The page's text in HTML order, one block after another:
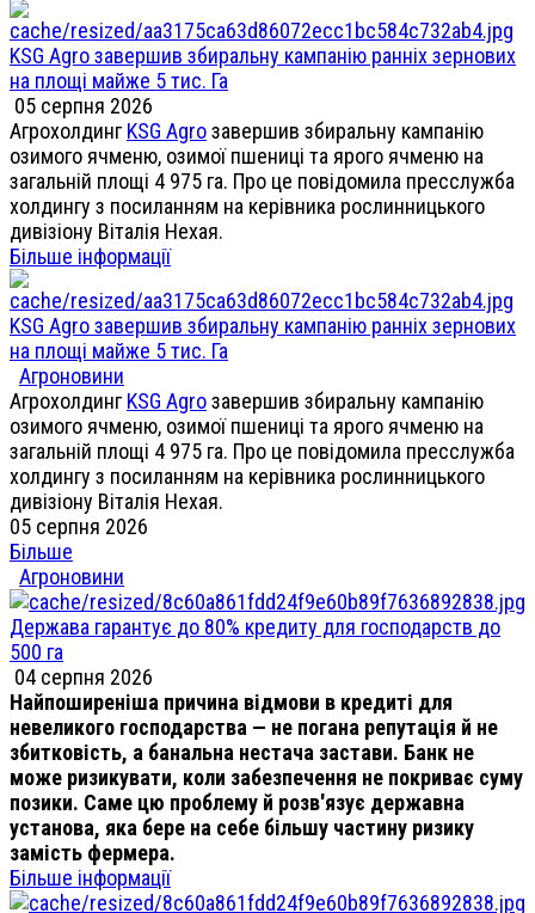
KSG Agro завершив збиральну кампанію ранніх зернових
на площі майже 5 тис. Га
05 серпня 2026
АгрохолдингKSG Agroзавершив збиральну кампанію
озимого ячменю, озимої пшениці та ярого ячменю на
загальній площі 4 975 га. Про це повідомила пресслужба
холдингу з посиланням на керівника рослинницького
дивізіону Віталія Нехая.
Більше інформації
KSG Agro завершив збиральну кампанію ранніх зернових
на площі майже 5 тис. Га
Агроновини
АгрохолдингKSG Agroзавершив збиральну кампанію
озимого ячменю, озимої пшениці та ярого ячменю на
загальній площі 4 975 га. Про це повідомила пресслужба
холдингу з посиланням на керівника рослинницького
дивізіону Віталія Нехая.
05 серпня 2026
Більше
Агроновини
Держава гарантує до 80% кредиту для господарств до
500 га
04 серпня 2026
Найпоширеніша причина відмови в кредиті для
невеликого господарства — не погана репутація й не
збитковість, а банальна нестача застави. Банк не
може ризикувати, коли забезпечення не покриває суму
позики. Саме цю проблему й розв'язує державна
установа, яка бере на себе більшу частину ризику
замість фермера.
Більше інформації